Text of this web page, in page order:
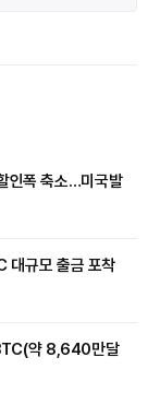
인폭 축소…미국발
대규모 출금 포착
약 8,640만달